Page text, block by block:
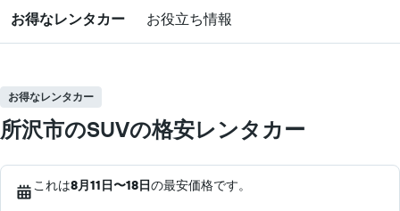
お得なレンタカー お役立ち情報
お得なレンタカー
所沢市のSUVの格安レンタカー
これは8月11日​〜18日の最安価格です。